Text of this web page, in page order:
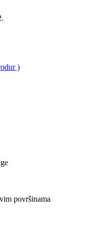
)
površinama